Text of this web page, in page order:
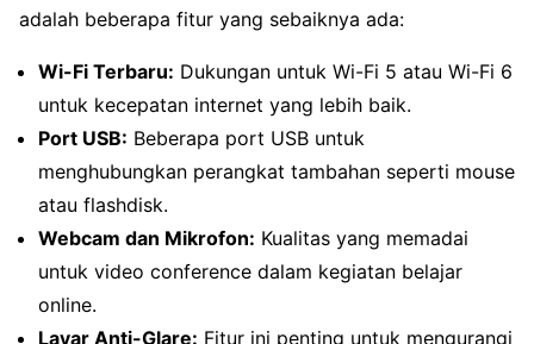
adalah beberapa fitur yang sebaiknya ada:
Wi-Fi Terbaru: Dukungan untuk Wi-Fi 5 atau Wi-Fi 6
untuk kecepatan internet yang lebih baik.
Port USB: Beberapa port USB untuk
menghubungkan perangkat tambahan seperti mouse
atau flashdisk.
Webcam dan Mikrofon: Kualitas yang memadai
untuk video conference dalam kegiatan belajar
online.
Layar Anti-Glare: Fitur ini penting untuk mengurangi